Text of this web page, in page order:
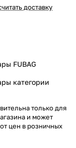
доставку
FUBAG
категории
только для
и может
цен в розничных